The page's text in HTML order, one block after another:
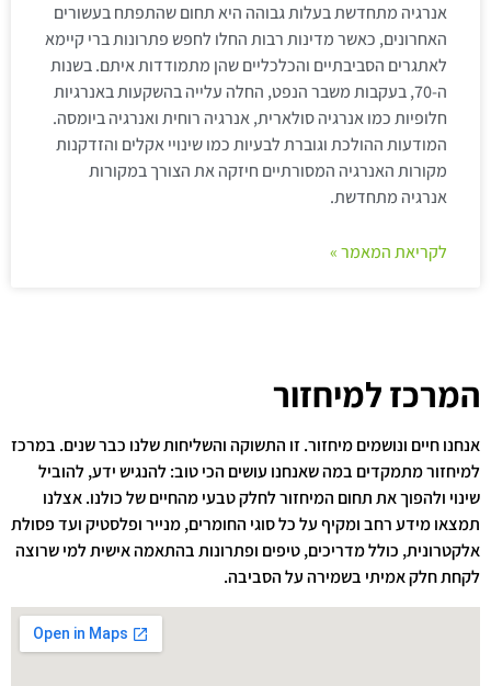
אנרגיה מתחדשת בעלות גבוהה היא תחום שהתפתח בעשורים
האחרונים, כאשר מדינות רבות החלו לחפש פתרונות ברי קיימא
לאתגרים הסביבתיים והכלכליים שהן מתמודדות איתם. בשנות
ה-70, בעקבות משבר הנפט, החלה עלייה בהשקעות באנרגיות
חלופיות כמו אנרגיה סולארית, אנרגיה רוחית ואנרגיה ביומסה.
המודעות ההולכת וגוברת לבעיות כמו שינויי אקלים והזדקנות
מקורות האנרגיה המסורתיים חיזקה את הצורך במקורות
אנרגיה מתחדשת.
לקריאת המאמר »
המרכז למיחזור
אנחנו חיים ונושמים מיחזור. זו התשוקה והשליחות שלנו כבר שנים. במרכז
למיחזור מתמקדים במה שאנחנו עושים הכי טוב: להנגיש ידע, להוביל
שינוי ולהפוך את תחום המיחזור לחלק טבעי מהחיים של כולנו. אצלנו
תמצאו מידע רחב ומקיף על כל סוגי החומרים, מנייר ופלסטיק ועד פסולת
אלקטרונית, כולל מדריכים, טיפים ופתרונות בהתאמה אישית למי שרוצה
לקחת חלק אמיתי בשמירה על הסביבה.